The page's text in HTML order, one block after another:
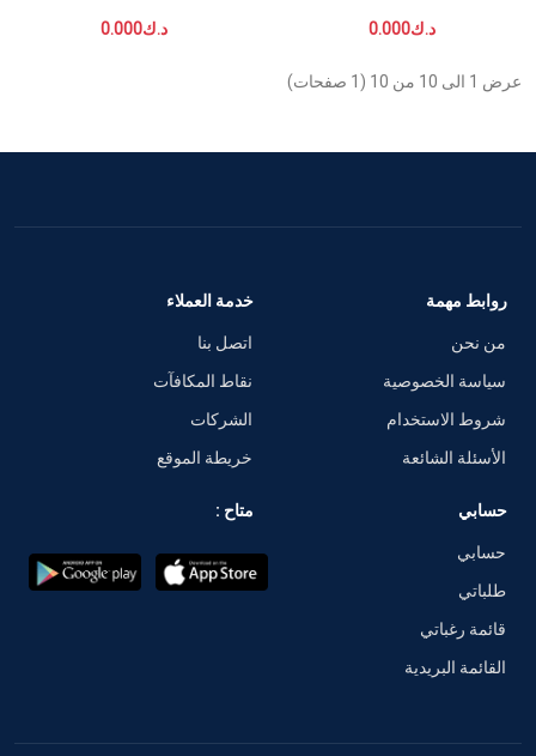
د.ك0.000 د.ك0.000
عرض 1 الى 10 من 10 (1 صفحات)
روابط مهمة
من نحن
سياسة الخصوصية
شروط الاستخدام
الأسئلة الشائعة
خدمة العملاء
اتصل بنا
نقاط المكافآت
الشركات
خريطة الموقع
حسابي
حسابي
طلباتي
قائمة رغباتي
القائمة البريدية
متاح :